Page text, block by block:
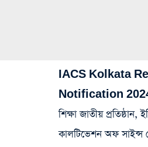
IACS Kolkata
Notification
শিক্ষা জাতীয়
কালটিভেশন অফ সাইন্স